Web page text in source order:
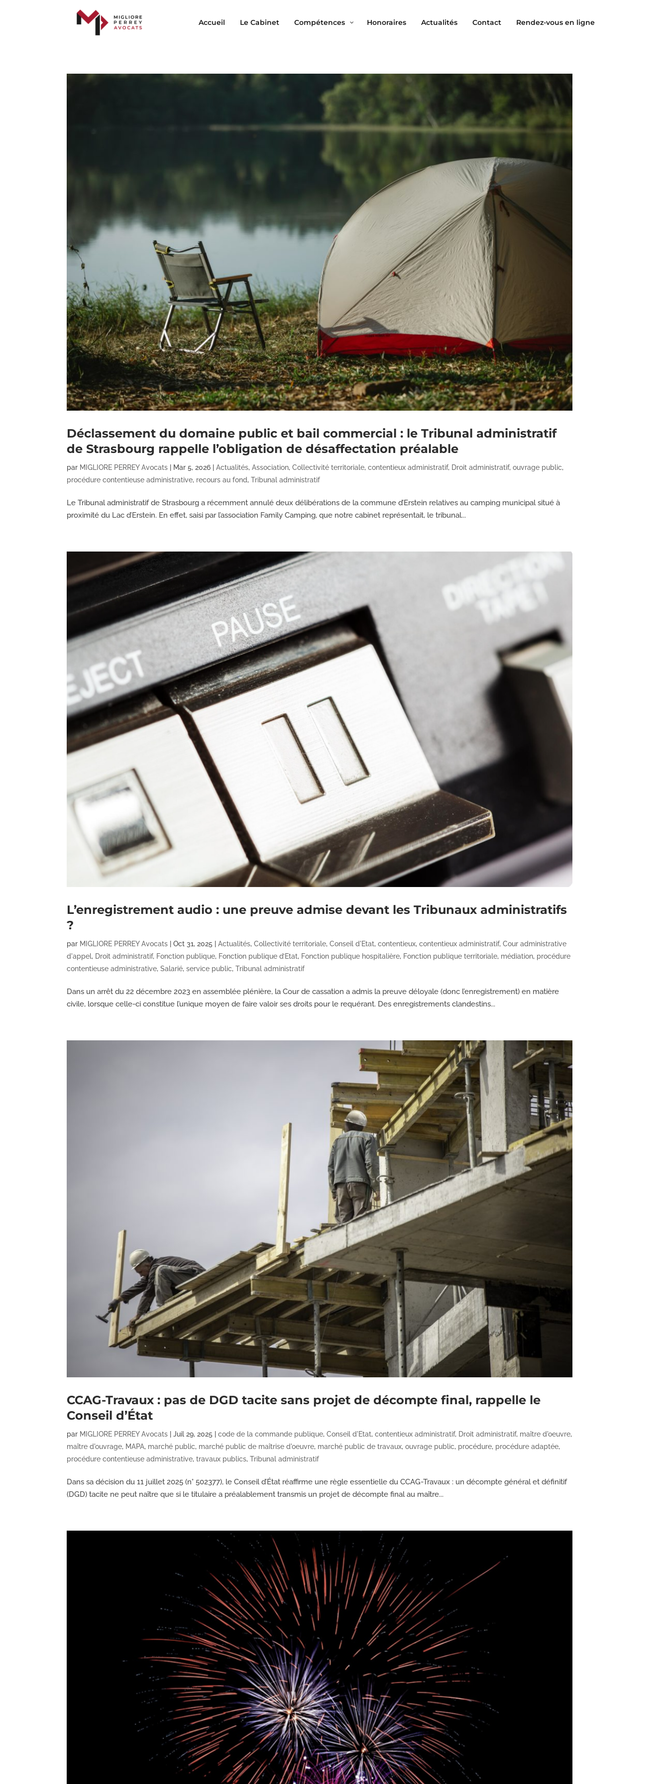
Accueil Le Cabinet Compétences Honoraires Actualités Contact Rendez-vous en ligne
Déclassement du domaine public et bail commercial : le Tribunal administratif
de Strasbourg rappelle l’obligation de désaffectation préalable
par MIGLIORE PERREY Avocats Mar 5, 2026 |Actualités,Association,Collectivité territoriale,contentieux administratif, Droit administratif,ouvrage public,
procédure contentieuse administrative, recours au fond,Tribunal administratif
Le Tribunal administratif de Strasbourg a récemment annulé deux délibérations de la commune d’Erstein relatives au camping municipal situé à
proximité du Lac d’Erstein. En effet, saisi par l’association Family Camping, que notre cabinet représentait, le tribunal...
L’enregistrement audio : une preuve admise devant les Tribunaux administratifs
?
par MIGLIORE PERREY Avocats |Oct 31, 2025 |Actualités,Collectivité territoriale,Conseil d'Etat,contentieux,contentieux administratif,Cour administrative
d'appel, Droit administratif, Fonction publique, Fonction publique d’Etat, Fonction publique hospitalière, Fonction publique territoriale, médiation, procédure
contentieuse administrative,Salarié,service public,Tribunal administratif
Dans un arrêt du 22 décembre 2023 en assemblée plénière, la Cour de cassation a admis la preuve déloyale (donc l’enregistrement) en matière
civile, lorsque celle-ci constitue l’unique moyen de faire valoir ses droits pour le requérant. Des enregistrements clandestins...
CCAG-Travaux : pas de DGD tacite sans projet de décompte final, rappelle le
Conseil d’État
par MIGLIORE PERREY Avocats |Juil 29, 2025 |code de la commande publique,Conseil d'Etat,contentieux administratif, Droit administratif, maître d'oeuvre,
maître d'ouvrage, MAPA, marché public, marché public de maîtrise d'oeuvre, marché public de travaux,ouvrage public, procédure, procédure adaptée,
procédure contentieuse administrative,travaux publics,Tribunal administratif
Dans sa décision du 11 juillet 2025 (n° 502377), le Conseil d’État réaffirme une règle essentielle du CCAG-Travaux : un décompte général et définitif
(DGD) tacite ne peut naître que si le titulaire a préalablement transmis un projet de décompte final au maître...